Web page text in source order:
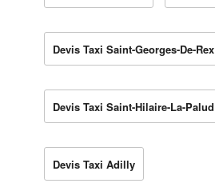
Devis Taxi Saint-Georges-De-Rex
Devis Taxi Saint-Hilaire-La-Palud
Devis Taxi Adilly